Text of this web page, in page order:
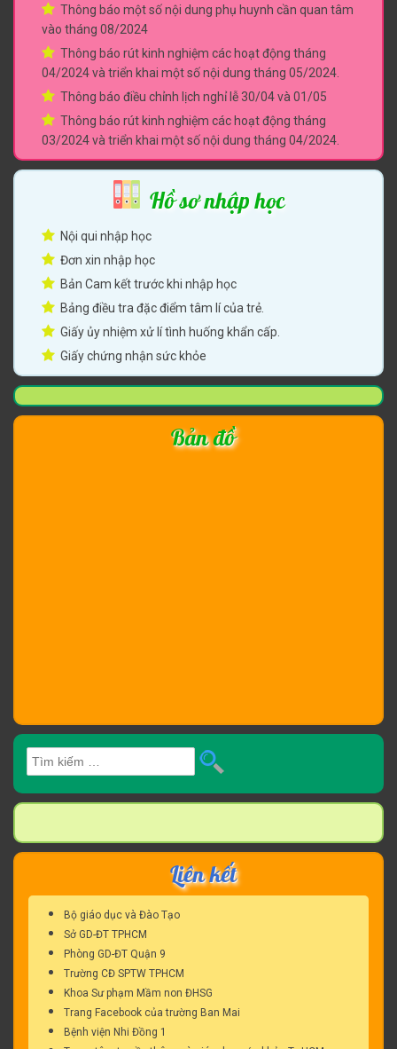
Thông báo một số nội dung phụ huynh cần quan tâm
vào tháng 08/2024
Thông báo rút kinh nghiệm các hoạt động tháng
04/2024 và triển khai một số nội dung tháng 05/2024.
Thông báo điều chỉnh lịch nghỉ lễ 30/04 và 01/05
Thông báo rút kinh nghiệm các hoạt động tháng
03/2024 và triển khai một số nội dung tháng 04/2024.
Hồ sơ nhập học
Nội qui nhập học
Đơn xin nhập học
Bản Cam kết trước khi nhập học
Bảng điều tra đặc điểm tâm lí của trẻ.
Giấy ủy nhiệm xử lí tình huống khẩn cấp.
Giấy chứng nhận sức khỏe
Bản đồ
Tìm
kiếm
cho:
Liên kết
Bộ giáo dục và Đào Tạo
Sở GD-ĐT TPHCM
Phòng GD-ĐT Quận 9
Trường CĐ SPTW TPHCM
Khoa Sư phạm Mầm non ĐHSG
Trang Facebook của trường Ban Mai
Bệnh viện Nhi Đồng 1